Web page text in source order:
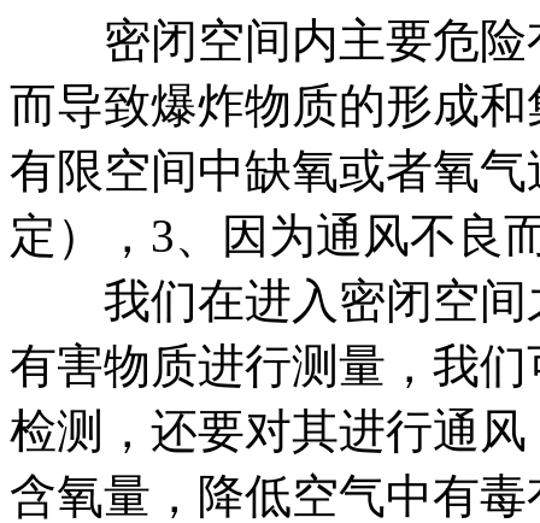
密闭空间内主要危险
而导致爆炸物质的形成
有限空间中缺氧或者氧
定），3、因为通风不良
我们在进入密闭空间
有害物质进行测量，我
检测，还要对其进行通
含氧量，降低空气中有